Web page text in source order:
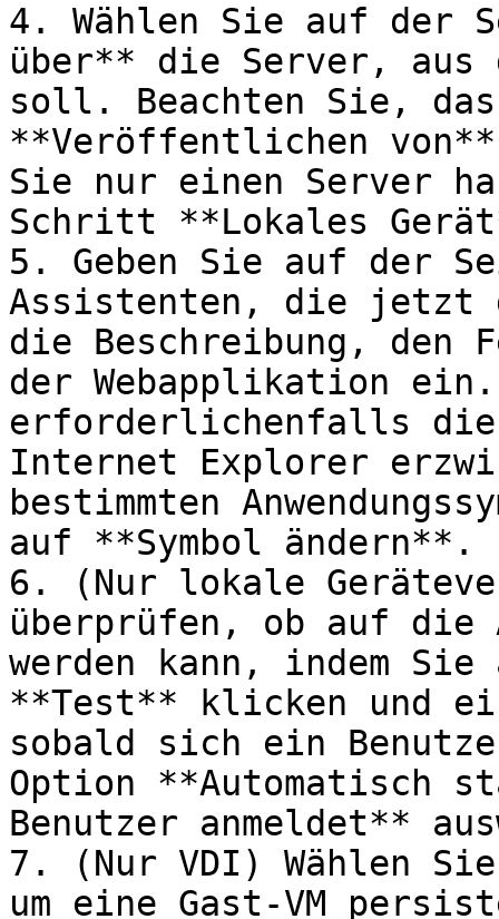
4. Wählen Sie auf der
über** die Server, aus
soll. Beachten Sie,
**Veröffentlichen
Sie nur einen Server
Schritt **Lokales
5. Geben Sie auf der
Assistenten, die jetzt
die Beschreibung, den
der Webapplikation ein.
erforderlichenfalls die
Internet Explorer
bestimmten
auf **Symbol ändern**.
6. (Nur lokale
überprüfen, ob auf die
werden kann, indem
**Test** klicken und
sobald sich ein
Option **Automatisch
Benutzer anmeldet**
7. (Nur VDI) Wählen
um eine Gast-VM